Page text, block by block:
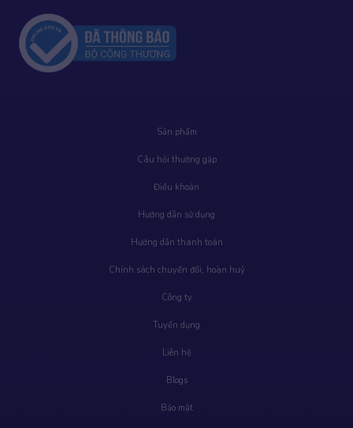
Sản phẩm
Câu hỏi thường gặp
Điều khoản
Hướng dẫn sử dụng
Hướng dẫn thanh toán
Chính sách chuyển đổi, hoàn huỷ
Công ty
Tuyển dụng
Liên hệ
Blogs
Bảo mật